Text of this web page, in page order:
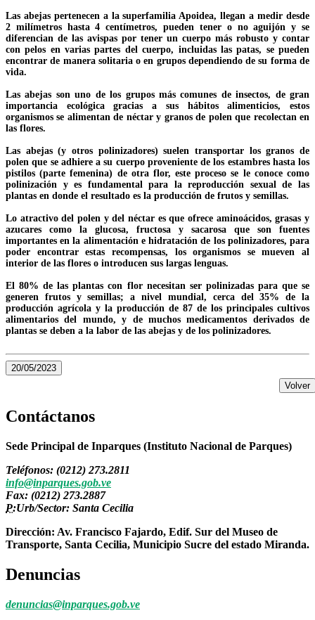
Las abejas pertenecen a la superfamilia Apoidea, llegan a medir desde
2 milímetros hasta 4 centímetros, pueden tener o no aguijón y se
diferencian de las avispas por tener un cuerpo más robusto y contar
con pelos en varias partes del cuerpo, incluidas las patas, se pueden
encontrar de manera solitaria o en grupos dependiendo de su forma de
vida.
Las abejas son uno de los grupos más comunes de insectos, de gran
importancia ecológica gracias a sus hábitos alimenticios, estos
organismos se alimentan de néctar y granos de polen que recolectan en
las flores.
Las abejas (y otros polinizadores) suelen transportar los granos de
polen que se adhiere a su cuerpo proveniente de los estambres hasta los
pistilos (parte femenina) de otra flor, este proceso se le conoce como
polinización y es fundamental para la reproducción sexual de las
plantas en donde el resultado es la producción de frutos y semillas.
Lo atractivo del polen y del néctar es que ofrece aminoácidos, grasas y
azucares como la glucosa, fructosa y sacarosa que son fuentes
importantes en la alimentación e hidratación de los polinizadores, para
poder encontrar estas recompensas, los organismos se mueven al
interior de las flores o introducen sus largas lenguas.
El 80% de las plantas con flor necesitan ser polinizadas para que se
generen frutos y semillas; a nivel mundial, cerca del 35% de la
producción agrícola y la producción de 87 de los principales cultivos
alimentarios del mundo, y de muchos medicamentos derivados de
plantas se deben a la labor de las abejas y de los polinizadores.
20/05/2023
Volver
Contáctanos
Sede Principal de Inparques (Instituto Nacional de Parques)
Teléfonos: (0212) 273.2811
info@inparques.gob.ve
Fax: (0212) 273.2887
P:Urb/Sector: Santa Cecilia
Dirección: Av. Francisco Fajardo, Edif. Sur del Museo de
Transporte, Santa Cecilia, Municipio Sucre del estado Miranda.
Denuncias
denuncias@inparques.gob.ve